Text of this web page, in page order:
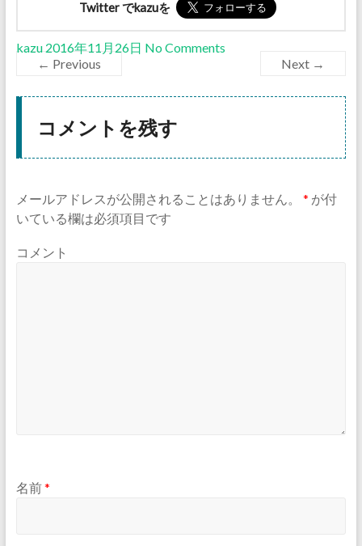
Twitter でkazuを
kazu 2016年11月26日 No Comments
← Previous
Next →
コメントを残す
メールアドレスが公開されることはありません。 * が付
いている欄は必須項目です
コメント
名前*